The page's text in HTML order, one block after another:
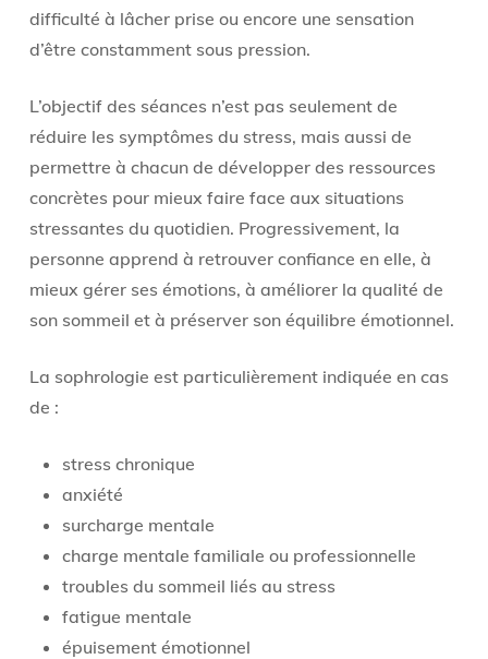
difficulté à lâcher prise ou encore une sensation
d’être constamment sous pression.
L’objectif des séances n’est pas seulement de
réduire les symptômes du stress, mais aussi de
permettre à chacun de développer des ressources
concrètes pour mieux faire face aux situations
stressantes du quotidien. Progressivement, la
personne apprend à retrouver confiance en elle, à
mieux gérer ses émotions, à améliorer la qualité de
son sommeil et à préserver son équilibre émotionnel.
La sophrologie est particulièrement indiquée en cas
de :
stress chronique
anxiété
surcharge mentale
charge mentale familiale ou professionnelle
troubles du sommeil liés au stress
fatigue mentale
épuisement émotionnel